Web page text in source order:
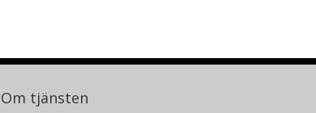
Om tjänsten